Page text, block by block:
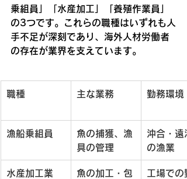
乗組員」「水産加工」「養殖作業員」
の3つです。これらの職種はいずれも人
手不足が深刻であり、海外人材労働者
の存在が業界を支えています。
職種 主な業務 勤務環境
漁船乗組員
魚の捕獲、漁
具の管理
沖合・遠
の漁業
水産加工業 魚の加工・包 工場での